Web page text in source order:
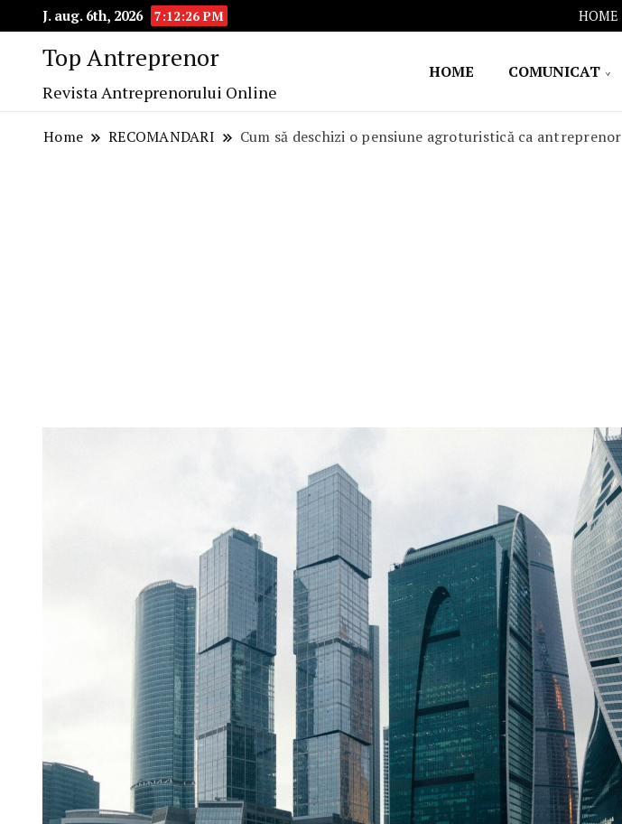
J. aug. 6th, 2026 7:12:27 PM HOME
Top Antreprenor
Revista Antreprenorului Online
HOME COMUNICAT
Home RECOMANDARI Cum să deschizi o pensiune agroturistică ca antreprenor